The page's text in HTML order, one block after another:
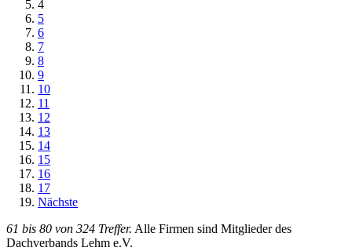
4
5
6
7
8
9
10
11
12
13
14
15
16
17
Nächste
61 bis 80 von 324 Treffer. Alle Firmen sind Mitglieder des
Dachverbands Lehm e.V.